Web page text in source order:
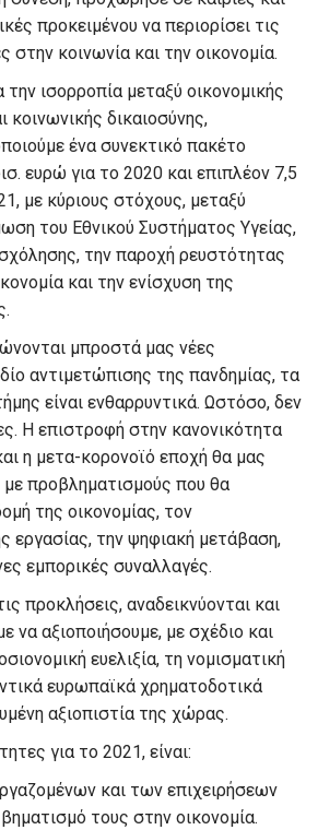
προκειμένου να περιορίσει τις
στην κοινωνία και την οικονομία.
ισορροπία μεταξύ οικονομικής
κοινωνικής δικαιοσύνης,
ένα συνεκτικό πακέτο
ευρώ για το 2020 και επιπλέον 7,5
με κύριους στόχους, μεταξύ
του Εθνικού Συστήματος Υγείας,
την παροχή ρευστότητας
και την ενίσχυση της
μπροστά μας νέες
αντιμετώπισης της πανδημίας, τα
είναι ενθαρρυντικά. Ωστόσο, δεν
Η επιστροφή στην κανονικότητα
η μετα-κορονοϊό εποχή θα μας
προβληματισμούς που θα
της οικονομίας, τον
εργασίας, την ψηφιακή μετάβαση,
εμπορικές συναλλαγές.
προκλήσεις, αναδεικνύονται και
να αξιοποιήσουμε, με σχέδιο και
ευελιξία, τη νομισματική
ευρωπαϊκά χρηματοδοτικά
αξιοπιστία της χώρας.
για το 2021, είναι:
και των επιχειρήσεων
τους στην οικονομία.